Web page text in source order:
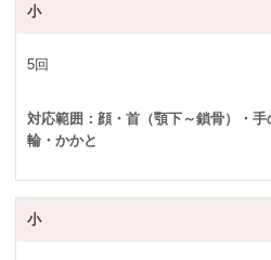
小
5回
対応範囲：顔・首（顎下～鎖骨）・
輪・かかと
小